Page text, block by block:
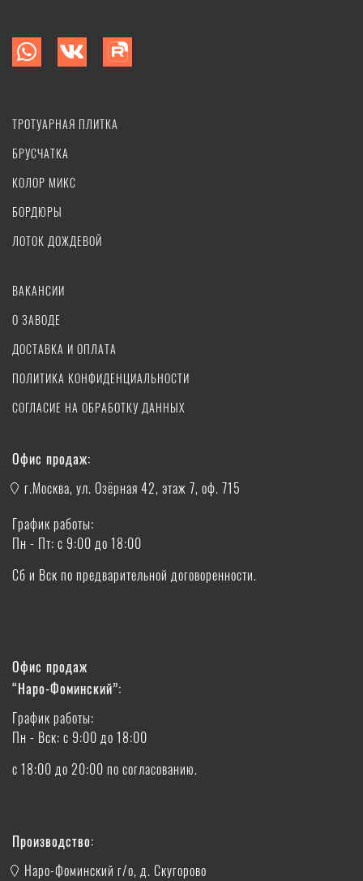
ТРОТУАРНАЯ ПЛИТКА
БРУСЧАТКА
КОЛОР МИКС
БОРДЮРЫ
ЛОТОК ДОЖДЕВОЙ
ВАКАНСИИ
О ЗАВОДЕ
ДОСТАВКА И ОПЛАТА
ПОЛИТИКА КОНФИДЕНЦИАЛЬНОСТИ
СОГЛАСИЕ НА ОБРАБОТКУ ДАННЫХ
Офис продаж:
г.Москва, ул. Озёрная 42, этаж 7, оф. 715
График работы:
Пн - Пт: с 9:00 до 18:00
Сб и Вск по предварительной договоренности.
Офис продаж
“Наро-Фоминский”:
График работы:
Пн - Вск: с 9:00 до 18:00
с 18:00 до 20:00 по согласованию.
Производство:
Наро-Фоминский г/о, д. Скугорово